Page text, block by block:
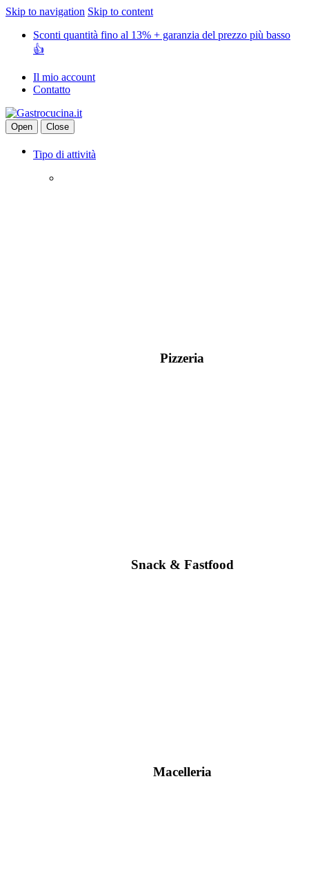
Skip to navigation Skip to content
Sconti quantità fino al 13% + garanzia del prezzo più basso
👍
Il mio account
Contatto
Open Close
Tipo di attività
Pizzeria
Snack & Fastfood
Macelleria